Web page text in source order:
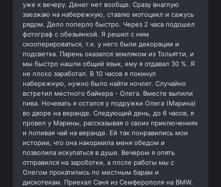
уже к вечеру. Денег нет вообще. Сразу внаглую
заезжаю на набережную, ставлю мотоцикл и сажусь
рядом. Дело поперло быстро. Через 2 часа подошел
фотограф с обезьянкой. Я решил с ним
скооперироваться, т.к. у него были декорации и
подсветка. Парень оказался земляком из Тольятти, и
мы быстро нашли общий язык, ему я отдавал 30 %. Я
не плохо заработал. В 10 часов я покинул
набережную, нужно было найти ночлег. Случайно
встретил местного байкера - Олега. Вместе выпили
пива. Ночевать я остался у подружки Олега (Марина)
во дворе на веранде. Следующий день, до 6 часов, я
провел у Марины, рассказывая о своих приключениях
и попивая чай на веранде. Ей так понравились мои
истории, что она накормила меня обедом и
позволила искупаться в душе. Вечером я опять
отправился на зароботки, а плсле работы мы с
Олегом прокатились по местным барам и
дискотекам. Приехал Саня из Семферополя на BMW.